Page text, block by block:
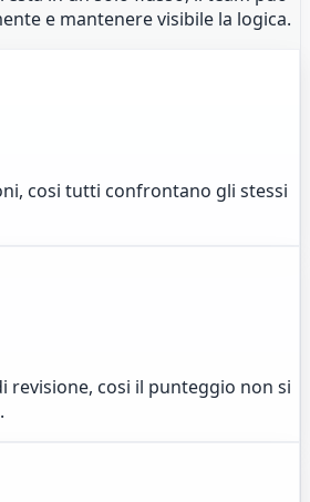
e mantenere visibile la logica.
cosi tutti confrontano gli stessi
revisione, cosi il punteggio non si